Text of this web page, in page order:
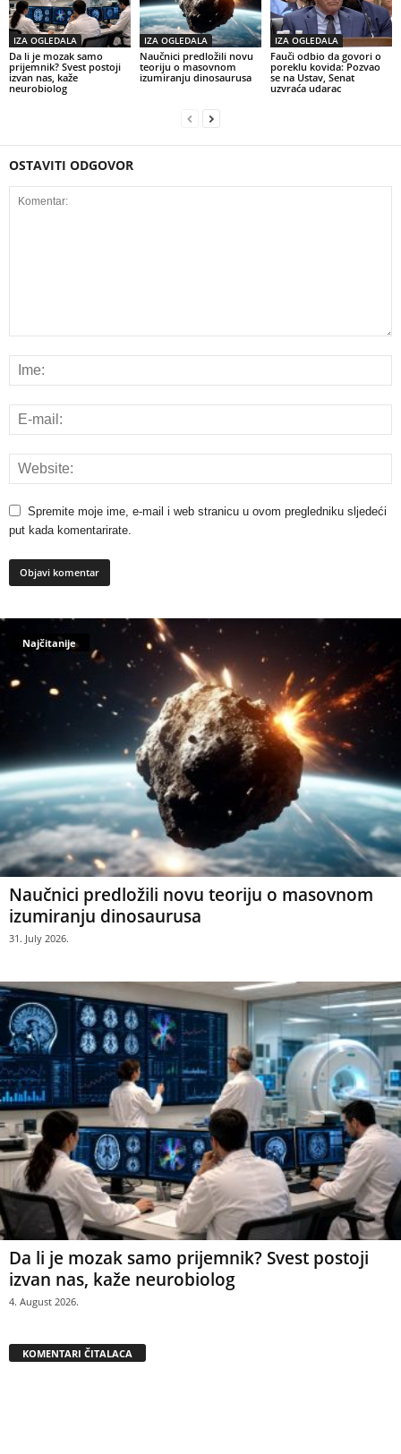
IZA OGLEDALA
Da li je mozak samo
prijemnik? Svest postoji
izvan nas, kaže
neurobiolog
IZA OGLEDALA
Naučnici predložili novu
teoriju o masovnom
izumiranju dinosaurusa
IZA OGLEDALA
Fauči odbio da govori o
poreklu kovida: Pozvao
se na Ustav, Senat
uzvraća udarac
OSTAVITI ODGOVOR
Spremite moje ime, e-mail i web stranicu u ovom pregledniku sljedeći
put kada komentarirate.
Najčitanije
Naučnici predložili novu teoriju o masovnom
izumiranju dinosaurusa
31. July 2026.
Da li je mozak samo prijemnik? Svest postoji
izvan nas, kaže neurobiolog
4. August 2026.
KOMENTARI ČITALACA